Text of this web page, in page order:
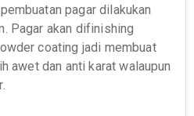
pagar dilakukan
Pagar akan difinishing
coating jadi membuat
awet dan anti karat walaupun